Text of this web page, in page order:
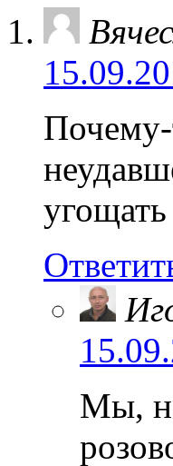
Почему-
Мы,